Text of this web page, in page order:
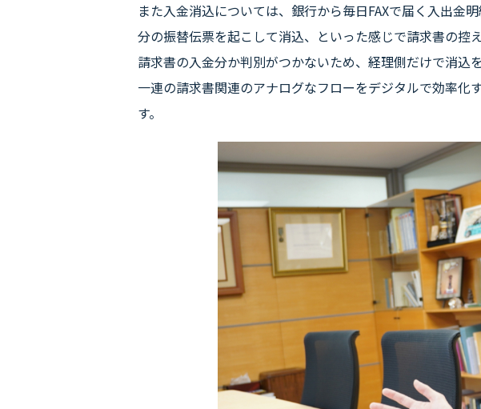
また入金消込については、銀行から毎日FAXで届く入出金
分の振替伝票を起こして消込、といった感じで請求書の控
請求書の入金分か判別がつかないため、経理側だけで消
一連の請求書関連のアナログなフローをデジタルで効率
す。